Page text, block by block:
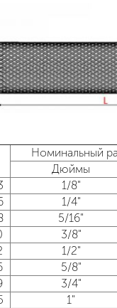
Номинальный
Дюймы
1/8"
1/4"
5/16"
3/8"
1/2"
5/8"
3/4"
1"